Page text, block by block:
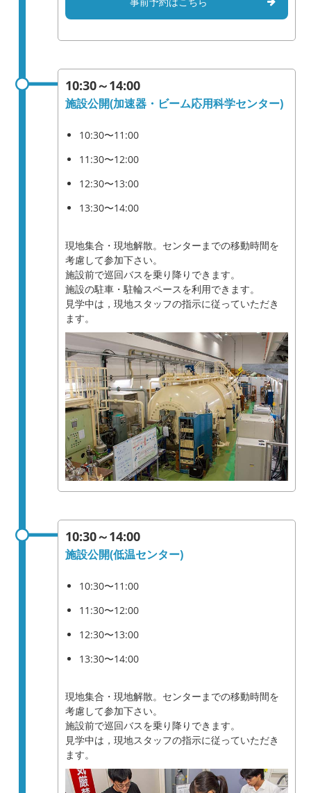
10:30～14:00
施設公開(加速器・ビーム応用科学センター)
10:30〜11:00
11:30〜12:00
12:30〜13:00
13:30〜14:00
現地集合・現地解散。センターまでの移動時間を
考慮して参加下さい。
施設前で巡回バスを乗り降りできます。
施設の駐車・駐輪スペースを利用できます。
見学中は，現地スタッフの指示に従っていただき
ます。
10:30～14:00
施設公開(低温センター)
10:30〜11:00
11:30〜12:00
12:30〜13:00
13:30〜14:00
現地集合・現地解散。センターまでの移動時間を
考慮して参加下さい。
施設前で巡回バスを乗り降りできます。
見学中は，現地スタッフの指示に従っていただき
ます。